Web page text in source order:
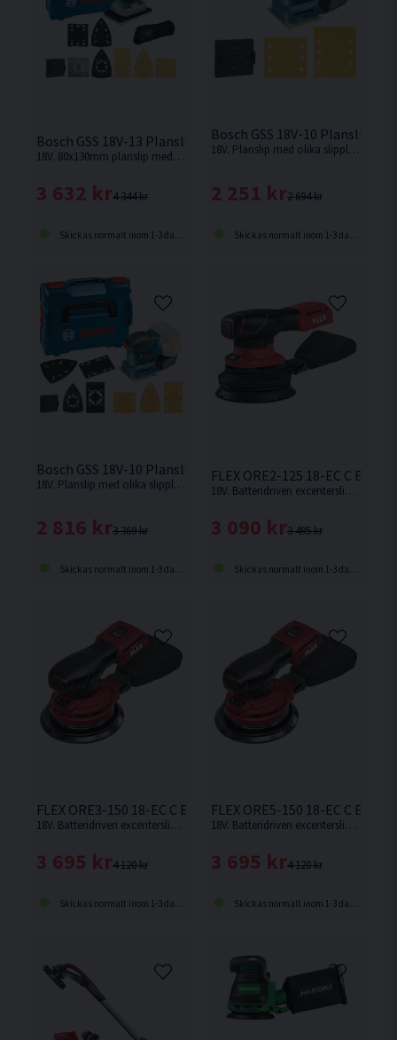
Bosch GSS 18V-13 Planslip 80x130mm 18V L-BOXX
18V. 80x130mm planslip med låga vibrationer från Bosch. Levereras utan batteri och laddare.
4 344 kr
3 632 kr
Skickas normalt inom 1-3 dagar
Bosch GSS 18V-10 Planslip
18V. Planslip med olika slipplattor från Bosch.
2 694 kr
2 251 kr
Skickas normalt inom 1-3 dagar
Bosch GSS 18V-10 Planslip 18V L-BOXX Inkl Tillbehörssats
18V. Planslip med olika slipplattor från Bosch. Levereras utan batteri och laddare.
3 369 kr
2 816 kr
Skickas normalt inom 1-3 dagar
FLEX ORE2-125 18-EC C
18V. Batteridriven excenterslip med en slipplatta på 150mm. 2mm slaglängd. Levereras utan batteri och laddare.
3 495 kr
3 090 kr
Skickas normalt inom 1-3 dagar
FLEX ORE3-150 18-EC C Excenterslip 150mm 18V
18V. Batteridriven excenterslip med en slipplatta på 125mm. 3mm slaglängd. Levereras utan batteri och laddare.
4 120 kr
3 695 kr
Skickas normalt inom 1-3 dagar
FLEX ORE5-150 18-EC C
18V. Batteridriven excenterslip med en slipplatta på 150mm. 5mm slaglängd. Levereras utan batteri och laddare.
4 120 kr
3 695 kr
Skickas normalt inom 1-3 dagar